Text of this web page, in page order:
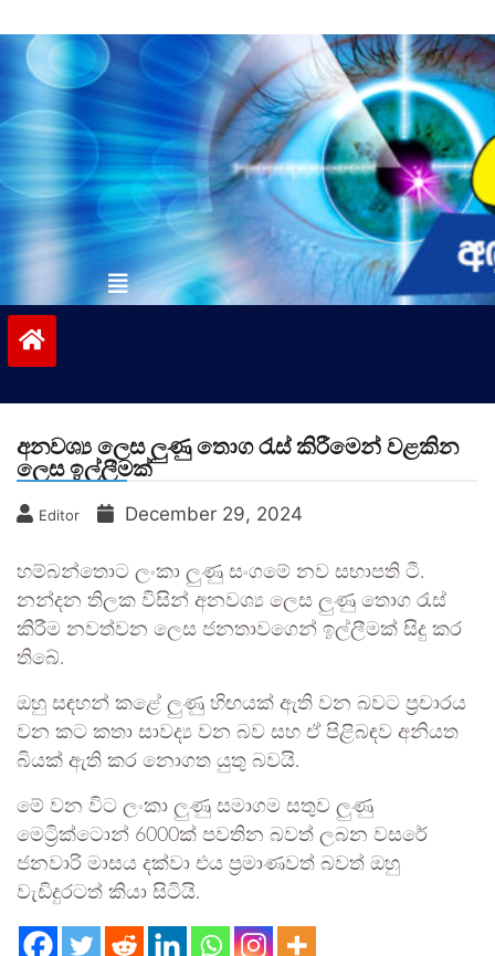
to
contentvinivida.lk
අනවශ්‍ය ලෙස ලුණු තොග රැස් කිරීමෙන් වළකින
ලෙස ඉල්ලීමක්
Editor December 29, 2024
හම්බන්තොට ලංකා ලුණු සංගමේ නව සභාපති ටී.
නන්දන තිලක විසින් අනවශ්‍ය ලෙස ලුණු තොග රැස්
කිරීම නවත්වන ලෙස ජනතාවගෙන් ඉල්ලීමක් සිදු කර
තිබේ.
ඔහු සඳහන් කළේ ලුණු හිඟයක් ඇති වන බවට ප්‍රචාරය
වන කට කතා සාවද්‍ය වන බව සහ ඒ පිළිබඳව අනියත
බියක් ඇති කර නොගත යුතු බවයි.
මේ වන විට ලංකා ලුණු සමාගම සතුව ලුණු
මෙට්‍රික්ටොන් 6000ක් පවතින බවත් ලබන වසරේ
ජනවාරි මාසය දක්වා එය ප්‍රමාණවත් බවත් ඔහු
වැඩිදුරටත් කියා සිටියි.